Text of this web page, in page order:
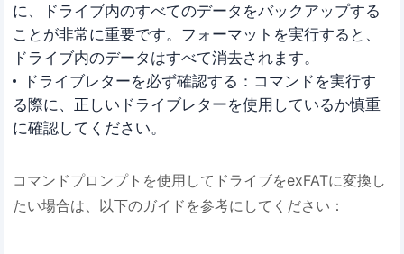
に、ドライブ内のすべてのデータをバックアップする
ことが非常に重要です。フォーマットを実行すると、
ドライブ内のデータはすべて消去されます。
ドライブレターを必ず確認する：コマンドを実行す
る際に、正しいドライブレターを使用しているか慎重
に確認してください。
コマンドプロンプトを使用してドライブをexFATに変換し
たい場合は、以下のガイドを参考にしてください：